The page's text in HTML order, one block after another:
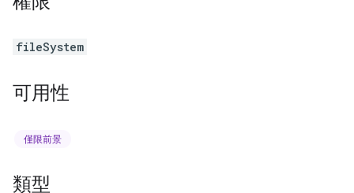
fileSystem
可用性
僅限前景
類型